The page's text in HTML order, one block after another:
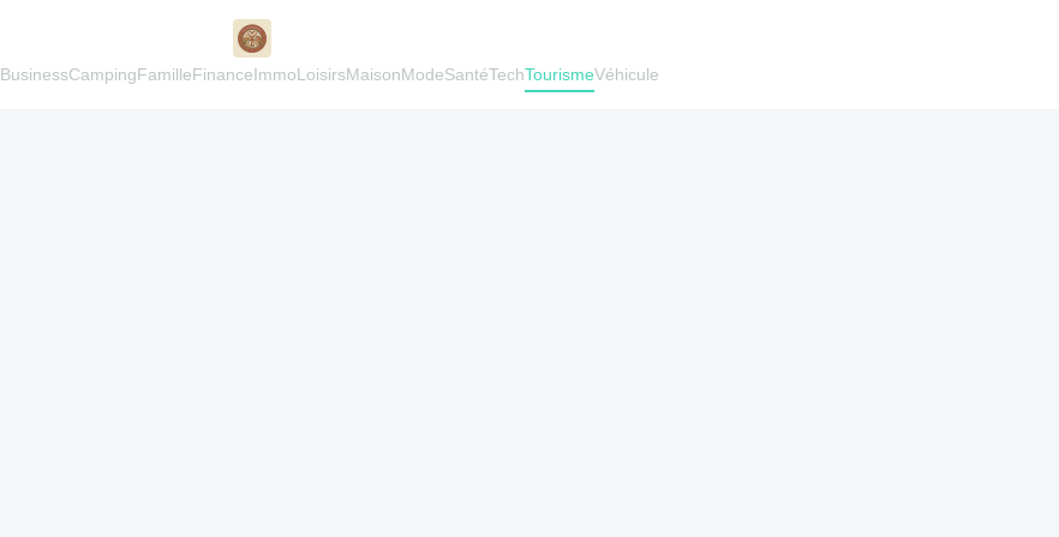
BusinessCampingFamilleFinanceImmoLoisirsMaisonModeSantéTechTourismeVéhicule